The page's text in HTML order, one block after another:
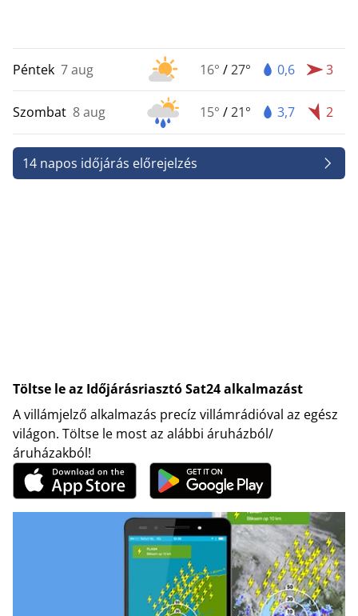
Péntek 7 aug 16° /27° 0,6 3
Szombat 8 aug 15° /21° 3,7 2
14 napos időjárás előrejelzés
Töltse le az Időjárásriasztó Sat24 alkalmazást
A villámjelző alkalmazás precíz villámrádióval az egész
világon. Töltse le most az alábbi áruházból/
áruházakból!